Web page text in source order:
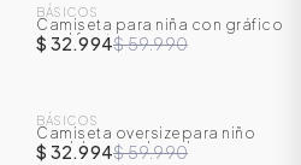
-45%
BÁSICOS
Camiseta para niña con gráfico
en el frente
$ 32.994$ 59.990
-45%
BÁSICOS
Camiseta oversizepara niño
con bloques de color
$ 32.994$ 59.990